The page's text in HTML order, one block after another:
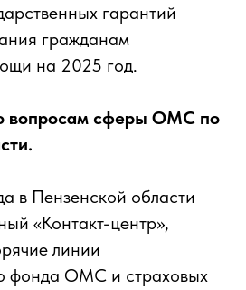
гарантий
гражданам
на 2025 год.
вопросам сферы ОМС по
в Пензенской области
«Контакт-центр»,
линии
фонда ОМС и страховых